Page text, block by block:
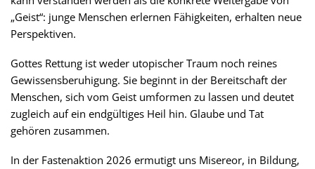
„Geist“: junge Menschen erlernen Fähigkeiten, erhalten neue
Perspektiven.
Gottes Rettung ist weder utopischer Traum noch reines
Gewissensberuhigung. Sie beginnt in der Bereitschaft der
Menschen, sich vom Geist umformen zu lassen und deutet
zugleich auf ein endgültiges Heil hin. Glaube und Tat
gehören zusammen.
In der Fastenaktion 2026 ermutigt uns Misereor, in Bildung,